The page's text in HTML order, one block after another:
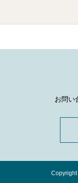
お問い